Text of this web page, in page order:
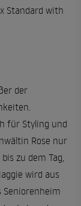
Standard with
der
für Styling und
Rose nur
zu dem Tag,
wird aus
Seniorenheim